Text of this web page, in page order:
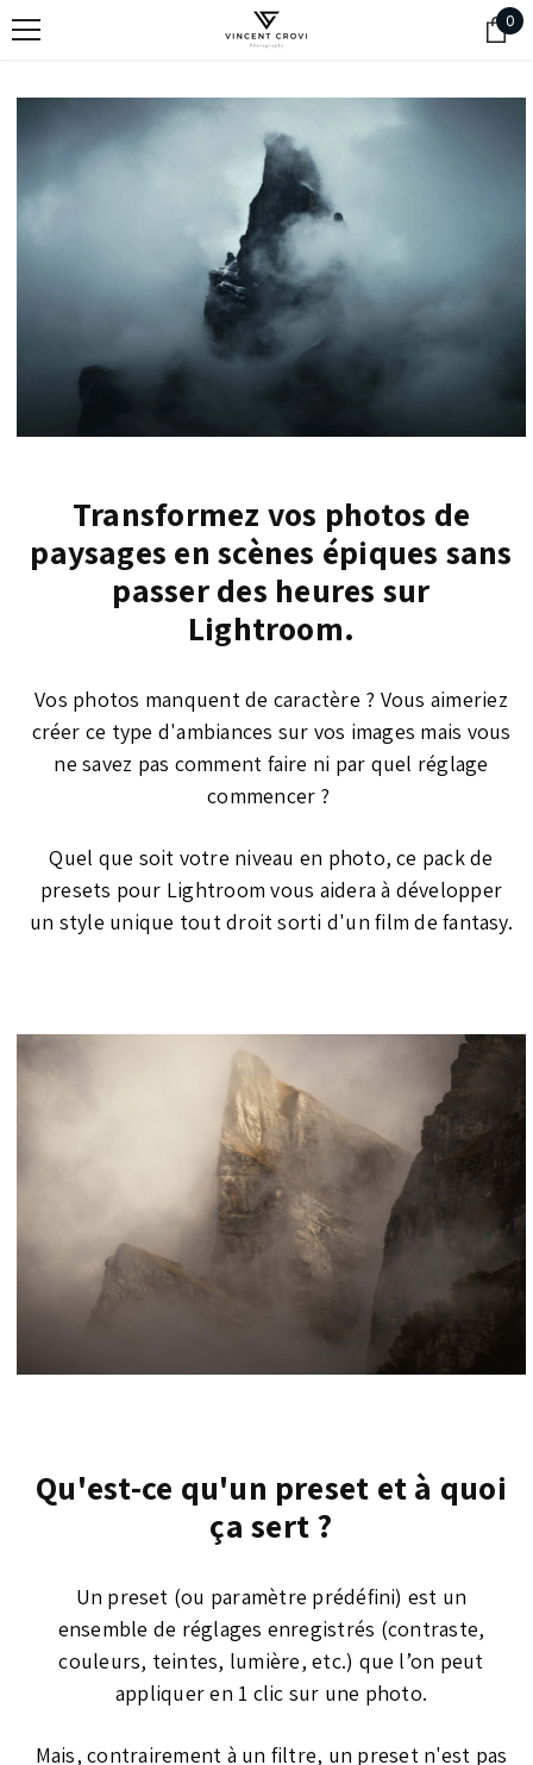
0
0
Transformez vos photos de
paysages en scènes épiques sans
passer des heures sur
Lightroom.
Vos photos manquent de caractère ? Vous aimeriez
créer ce type d'ambiances sur vos images mais vous
ne savez pas comment faire ni par quel réglage
commencer ?
Quel que soit votre niveau en photo, ce pack de
presets pour Lightroom vous aidera à développer
un style unique tout droit sorti d'un film de fantasy.
Qu'est-ce qu'un preset et à quoi
ça sert ?
Un preset (ou paramètre prédéfini) est un
ensemble de réglages enregistrés (contraste,
couleurs, teintes, lumière, etc.) que l’on peut
appliquer en 1 clic sur une photo.
Mais, contrairement à un filtre, un preset n'est pas